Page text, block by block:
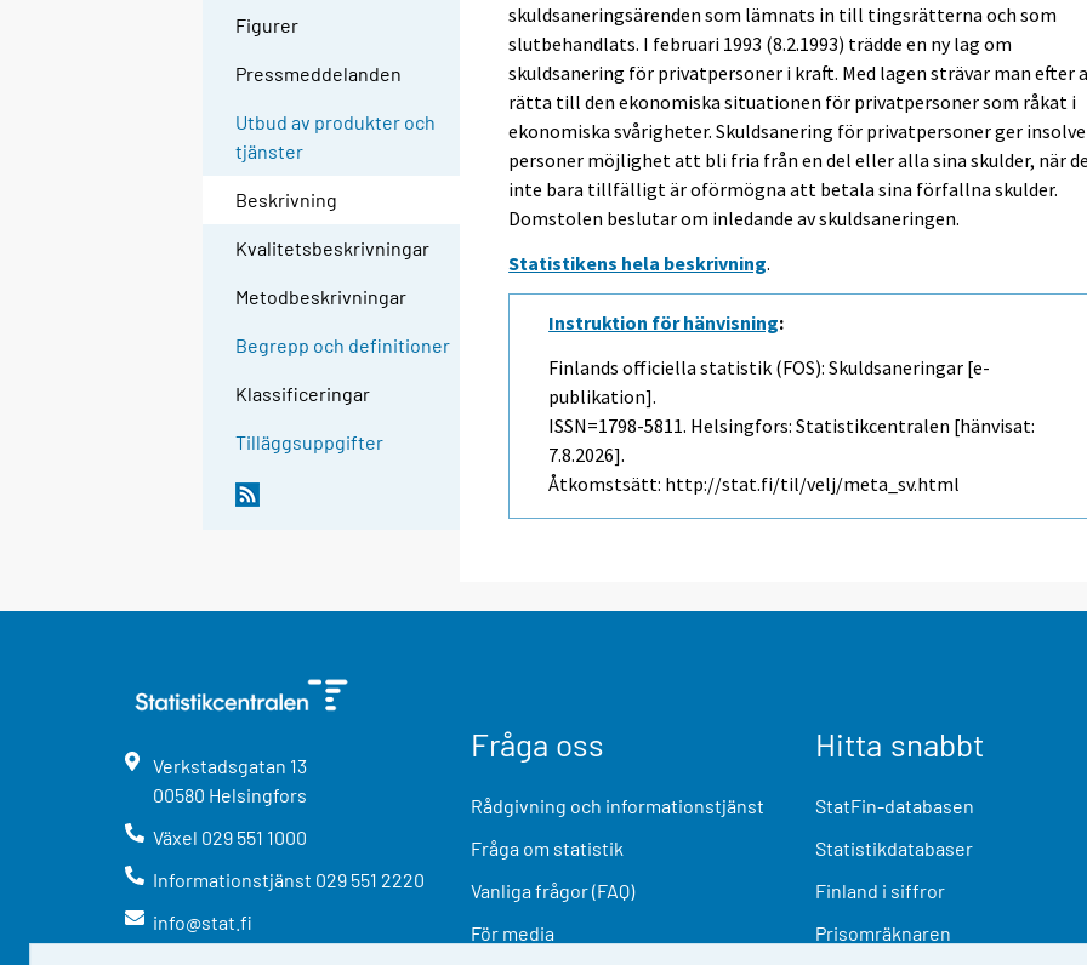
Figurer
Pressmeddelanden
Utbud av produkter och
tjänster
Beskrivning
Kvalitetsbeskrivningar
Metodbeskrivningar
Begrepp och definitioner
Klassificeringar
Tilläggsuppgifter
skuldsaneringsärenden som lämnats in till tingsrätterna och som
slutbehandlats. I februari 1993 (8.2.1993) trädde en ny lag om
skuldsanering för privatpersoner i kraft. Med lagen strävar man efter
rätta till den ekonomiska situationen för privatpersoner som råkat i
ekonomiska svårigheter. Skuldsanering för privatpersoner ger
personer möjlighet att bli fria från en del eller alla sina skulder, när de
inte bara tillfälligt är oförmögna att betala sina förfallna skulder.
Domstolen beslutar om inledande av skuldsaneringen.
Statistikens hela beskrivning.
Instruktion för hänvisning:
Finlands officiella statistik (FOS): Skuldsaneringar [e-
publikation].
ISSN=1798-5811. Helsingfors: Statistikcentralen [hänvisat:
7.8.2026].
Åtkomstsätt: http://stat.fi/til/velj/meta_sv.html
Verkstadsgatan 13
00580 Helsingfors
Växel 029 551 1000
Informationstjänst 029 551 2220
info@stat.fi
Fråga oss
Rådgivning och informationstjänst
Fråga om statistik
Vanliga frågor (FAQ)
För media
Hitta snabbt
StatFin-databasen
Statistikdatabaser
Finland i siffror
Prisomräknaren